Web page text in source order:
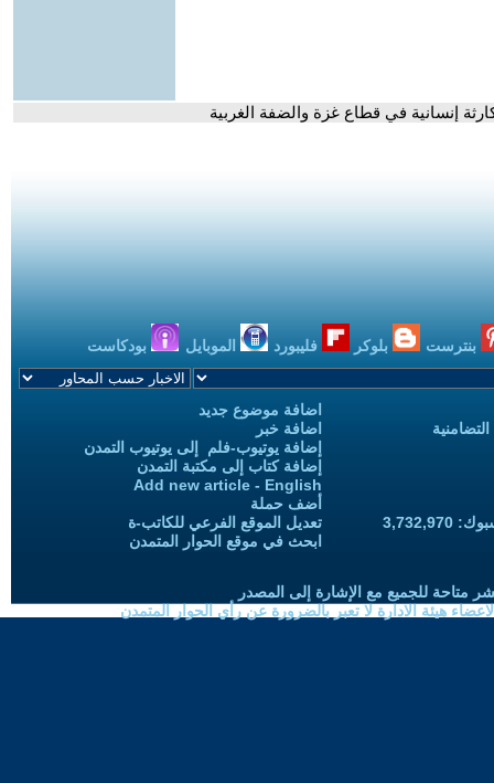
إنسانية في قطاع غزة والضفة الغربية
بنترست بلوكر فليبورد الموبايل بودكاست
اضافة موضوع جديد
اضافة خبر
إضافة يوتيوب-فلم إلى يوتيوب التمدن
إضافة كتاب إلى مكتبة التمدن
Add new article - English
أضف حملة
تعديل الموقع الفرعي للكاتب-ة
ابحث في موقع الحوار المتمدن
متاحة للجميع مع الإشارة إلى المصدر
هيئة الادارة لا تعبر بالضرورة عن رأي الحوار المتمدن